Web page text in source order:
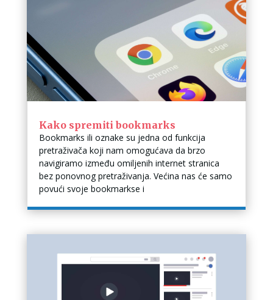
Kako spremiti bookmarks
Bookmarks ili oznake su jedna od funkcija
pretraživača koji nam omogućava da brzo
navigiramo između omiljenih internet stranica
bez ponovnog pretraživanja. Većina nas će samo
povući svoje bookmarkse i